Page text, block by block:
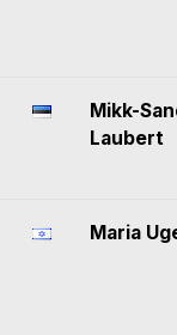
Mikk-
Laubert
Maria